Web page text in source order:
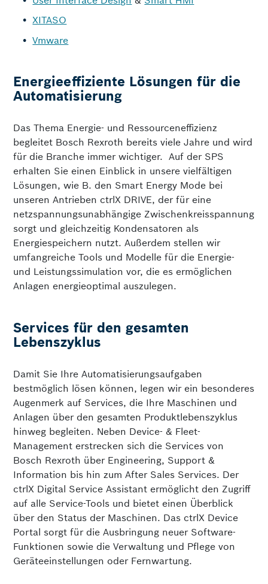
XITASO
Vmware
Energieeffiziente Lösungen für die
Automatisierung
Das Thema Energie- und Ressourceneffizienz
begleitet Bosch Rexroth bereits viele Jahre und wird
für die Branche immer wichtiger. Auf der SPS
erhalten Sie einen Einblick in unsere vielfältigen
Lösungen, wie B. den Smart Energy Mode bei
unseren Antrieben ctrlX DRIVE, der für eine
netzspannungsunabhängige Zwischenkreisspannung
sorgt und gleichzeitig Kondensatoren als
Energiespeichern nutzt. Außerdem stellen wir
umfangreiche Tools und Modelle für die Energie-
und Leistungssimulation vor, die es ermöglichen
Anlagen energieoptimal auszulegen.
Services für den gesamten
Lebenszyklus
Damit Sie Ihre Automatisierungsaufgaben
bestmöglich lösen können, legen wir ein besonderes
Augen­merk auf Services, die Ihre Maschinen und
Anlagen über den gesamten Produktlebenszyklus
hinweg begleiten. Neben Device- & Fleet-
Management erstrecken sich die Services von
Bosch Rexroth über Engineering, Support &
Information bis hin zum After Sales Services. Der
ctrlX Digital Service Assistant ermöglicht den Zugriff
auf alle Service-Tools und bietet einen Überblick
über den Status der Maschinen. Das ctrlX Device
Portal sorgt für die Ausbringung neuer Software-
Funktionen sowie die Verwaltung und Pflege von
Geräteeinstellungen oder Fernwartung.